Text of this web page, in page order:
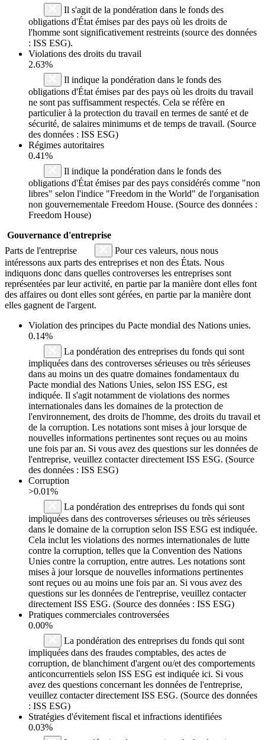
Il s'agit de la pondération dans le fonds des
obligations d'État émises par des pays où les droits de
l'homme sont significativement restreints (source des données
: ISS ESG).
Violations des droits du travail
2.63%
Il indique la pondération dans le fonds des
obligations d'État émises par des pays où les droits du travail
ne sont pas suffisamment respectés. Cela se réfère en
particulier à la protection du travail en termes de santé et de
sécurité, de salaires minimums et de temps de travail. (Source
des données : ISS ESG)
Régimes autoritaires
0.41%
Il indique la pondération dans le fonds des
obligations d'État émises par des pays considérés comme "non
libres" selon l'indice "Freedom in the World" de l'organisation
non gouvernementale Freedom House. (Source des données :
Freedom House)
Gouvernance d'entreprise
Parts de l'entreprise
Pour ces valeurs, nous nous
intéressons aux parts des entreprises et non des États. Nous
indiquons donc dans quelles controverses les entreprises sont
représentées par leur activité, en partie par la manière dont elles font
des affaires ou dont elles sont gérées, en partie par la manière dont
elles gagnent de l'argent.
Violation des principes du Pacte mondial des Nations unies.
0.14%
La pondération des entreprises du fonds qui sont
impliquées dans des controverses sérieuses ou très sérieuses
dans au moins un des quatre domaines fondamentaux du
Pacte mondial des Nations Unies, selon ISS ESG, est
indiquée. Il s'agit notamment de violations des normes
internationales dans les domaines de la protection de
l'environnement, des droits de l'homme, des droits du travail et
de la corruption. Les notations sont mises à jour lorsque de
nouvelles informations pertinentes sont reçues ou au moins
une fois par an. Si vous avez des questions sur les données de
l'entreprise, veuillez contacter directement ISS ESG. (Source
des données : ISS ESG)
Corruption
>0.01%
La pondération des entreprises du fonds qui sont
impliquées dans des controverses sérieuses ou très sérieuses
dans le domaine de la corruption selon ISS ESG est indiquée.
Cela inclut les violations des normes internationales de lutte
contre la corruption, telles que la Convention des Nations
Unies contre la corruption, entre autres. Les notations sont
mises à jour lorsque de nouvelles informations pertinentes
sont reçues ou au moins une fois par an. Si vous avez des
questions sur les données de l'entreprise, veuillez contacter
directement ISS ESG. (Source des données : ISS ESG)
Pratiques commerciales controversées
0.00%
La pondération des entreprises du fonds qui sont
impliquées dans des fraudes comptables, des actes de
corruption, de blanchiment d'argent ou/et des comportements
anticoncurrentiels selon ISS ESG est indiquée ici. Si vous
avez des questions concernant les données de l'entreprise,
veuillez contacter directement ISS ESG. (Source des données
: ISS ESG)
Stratégies d'évitement fiscal et infractions identifiées
0.03%